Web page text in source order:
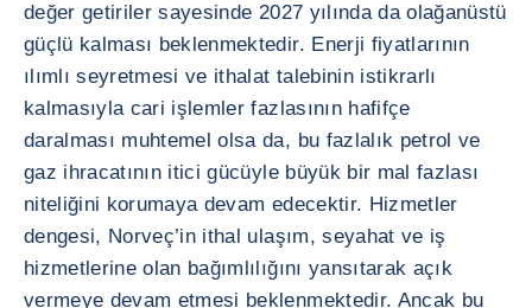
değer getiriler sayesinde 2027 yılında da olağanüstü
güçlü kalması beklenmektedir. Enerji fiyatlarının
ılımlı seyretmesi ve ithalat talebinin istikrarlı
kalmasıyla cari işlemler fazlasının hafifçe
daralması muhtemel olsa da, bu fazlalık petrol ve
gaz ihracatının itici gücüyle büyük bir mal fazlası
niteliğini korumaya devam edecektir. Hizmetler
dengesi, Norveç’in ithal ulaşım, seyahat ve iş
hizmetlerine olan bağımlılığını yansıtarak açık
vermeye devam etmesi beklenmektedir. Ancak bu